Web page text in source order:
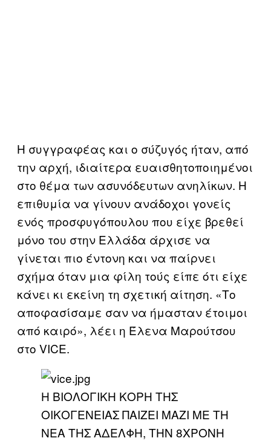
Η συγγραφέας και ο σύζυγός ήταν, από
την αρχή, ιδιαίτερα ευαισθητοποιημένοι
στο θέμα των ασυνόδευτων ανηλίκων. Η
επιθυμία να γίνουν ανάδοχοι γονείς
ενός προσφυγόπουλου που είχε βρεθεί
μόνο του στην Ελλάδα άρχισε να
γίνεται πιο έντονη και να παίρνει
σχήμα όταν μια φίλη τούς είπε ότι είχε
κάνει κι εκείνη τη σχετική αίτηση. «Το
αποφασίσαμε σαν να ήμασταν έτοιμοι
από καιρό», λέει η Έλενα Μαρούτσου
στο VICE.
Η ΒΙΟΛΟΓΙΚΗ ΚΟΡΗ ΤΗΣ
ΟΙΚΟΓΕΝΕΙΑΣ ΠΑΙΖΕΙ ΜΑΖΙ ΜΕ ΤΗ
ΝΕΑ ΤΗΣ ΑΔΕΛΦΗ, ΤΗΝ 8ΧΡΟΝΗ